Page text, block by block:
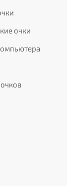
очки